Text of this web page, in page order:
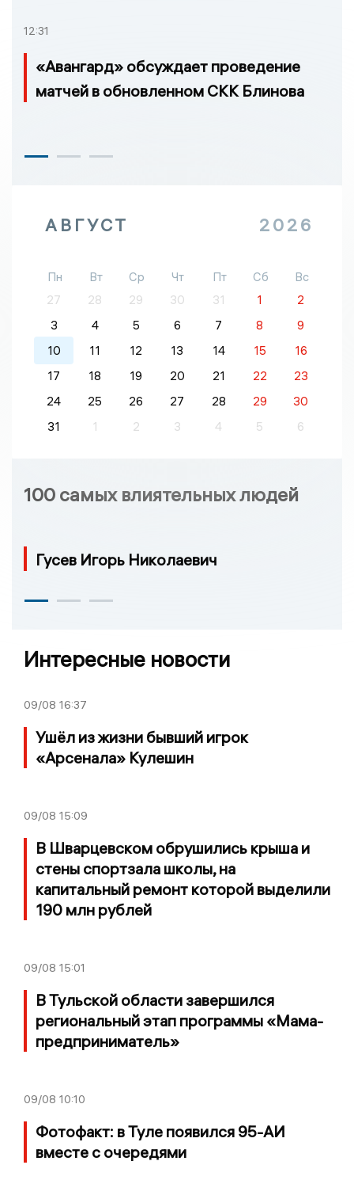
12:31
«Авангард» обсуждает проведение
матчей в обновленном СКК Блинова
АВГУСТ 2026
Пн Вт Ср Чт Пт Сб
Вс
27
28 29 30 31 1
2
3
4 5 6 7 8
9
10
11 12 13 14 15
16
17
18 19 20 21 22
23
24
25 26 27 28 29
30
31
1 2 3 4 5 6
100 самых влиятельных людей
Гусев Игорь Николаевич
Интересные новости
09/08 16:37
Ушёл из жизни бывший игрок
«Арсенала» Кулешин
09/08 15:09
В Шварцевском обрушились крыша и
стены спортзала школы, на
капитальный ремонт которой выделили
190 млн рублей
09/08 15:01
В Тульской области завершился
региональный этап программы «Мама-
предприниматель»
09/08 10:10
Фотофакт: в Туле появился 95-АИ
вместе с очередями